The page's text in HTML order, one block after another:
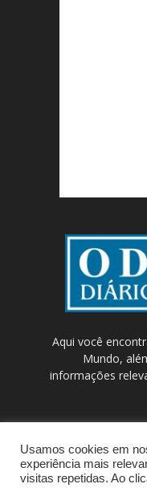
Aqui você
Mundo,
informações
Contato:
Usamos cookies em
experiência mais
visitas repetidas. Ao